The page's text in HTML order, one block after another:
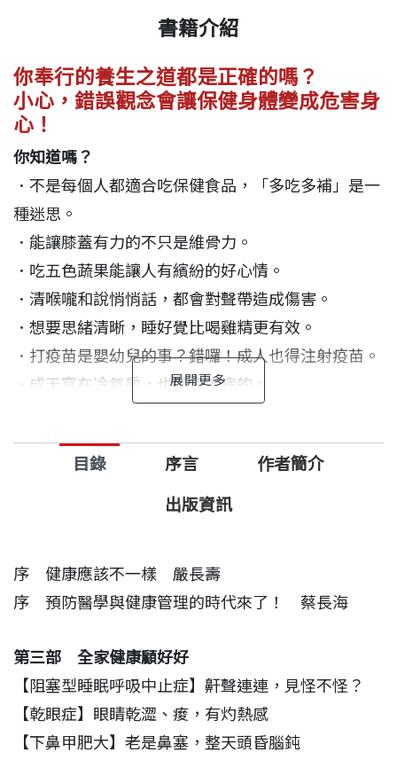
書籍介紹
你奉行的養生之道都是正確的嗎？
小心，錯誤觀念會讓保健身體變成危害身
心！
你知道嗎？
．不是每個人都適合吃保健食品，「多吃多補」是一
種迷思。
．能讓膝蓋有力的不只是維骨力。
．吃五色蔬果能讓人有繽紛的好心情。
．清喉嚨和說悄悄話，都會對聲帶造成傷害。
．想要思緒清晰，睡好覺比喝雞精更有效。
．打疫苗是嬰幼兒的事？錯囉！成人也得注射疫苗。
．成天窩在冷氣房，也是會生病的。
現代人步調緊湊、壓力大、飲食不正常，加上欠缺運
動，導致各種小病痛有機會趁虛而入。
得我們想要的健康嗎？有沒有哪些方法，是經過科學
驗證，容易做到，也能真正達到保建功效呢？
中國醫藥大學百位中、西醫醫師，以及藥劑師、營養
師，從一般人不良的生活習慣談起，提出正確的飲食
方法、紓解壓力之道與養生訣竅。掌握書中35種中西
醫養生觀，就能保持最佳身心狀態，擁有活力人生。
目錄 序言 作者簡介
出版資訊
序 健康應該不一樣 嚴長壽
序 預防醫學與健康管理的時代來了！ 蔡長海
第三部 全家健康顧好好
【阻塞型睡眠呼吸中止症】鼾聲連連，見怪不怪？
【乾眼症】眼睛乾澀、痠，有灼熱感
【下鼻甲肥大】老是鼻塞，整天頭昏腦鈍